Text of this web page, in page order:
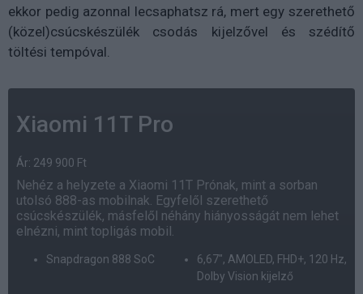
ekkor pedig azonnal lecsaphatsz rá, mert egy szerethető
(közel)csúcskészülék csodás kijelzővel és szédítő
töltési tempóval.
Xiaomi 11T Pro
Ár: 249 900 Ft
Nehéz a helyzete a Xiaomi 11T Prónak, mint a sorban
utolsó 888-as mobilnak. Egyfelől szerethető
csúcskészülék, másfelől néhány hiányosságát nem lehet
elnézni, mint topligás mobil.
Snapdragon 888 SoC
6,67", AMOLED, FHD+, 120 Hz,
Dolby Vision kijelző